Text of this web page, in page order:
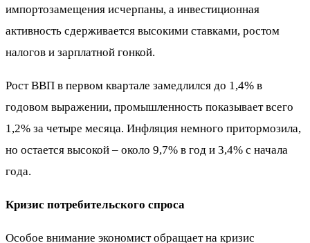
импортозамещения исчерпаны, а инвестиционная
активность сдерживается высокими ставками, ростом
налогов и зарплатной гонкой.
Рост ВВП в первом квартале замедлился до 1,4% в
годовом выражении, промышленность показывает всего
1,2% за четыре месяца. Инфляция немного притормозила,
но остается высокой – около 9,7% в год и 3,4% с начала
года.
Кризис потребительского спроса
Особое внимание экономист обращает на кризис